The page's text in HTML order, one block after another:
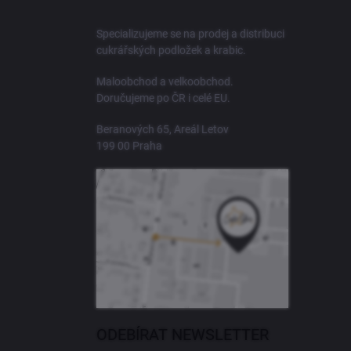
Specializujeme se na prodej a distribuci
cukrářských podložek a krabic.
Maloobchod a velkoobchod.
Doručujeme po ČR i celé EU.
Beranových 65, Areál Letov
199 00 Praha